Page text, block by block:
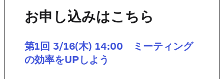
お申し込みはこちら
第1回 3/16(木) 14:00 ミーティング
の効率をUPしよう